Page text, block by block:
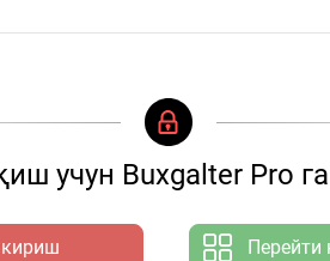
учун Buxgalter Pro
кириш